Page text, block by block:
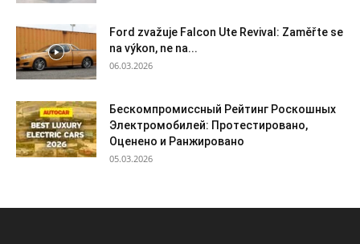
Ford zvažuje Falcon Ute Revival: Zaměřte se
na výkon, ne na...
06.03.2026
Бескомпромиссный Рейтинг Роскошных
Электромобилей: Протестировано,
Оценено и Ранжировано
05.03.2026